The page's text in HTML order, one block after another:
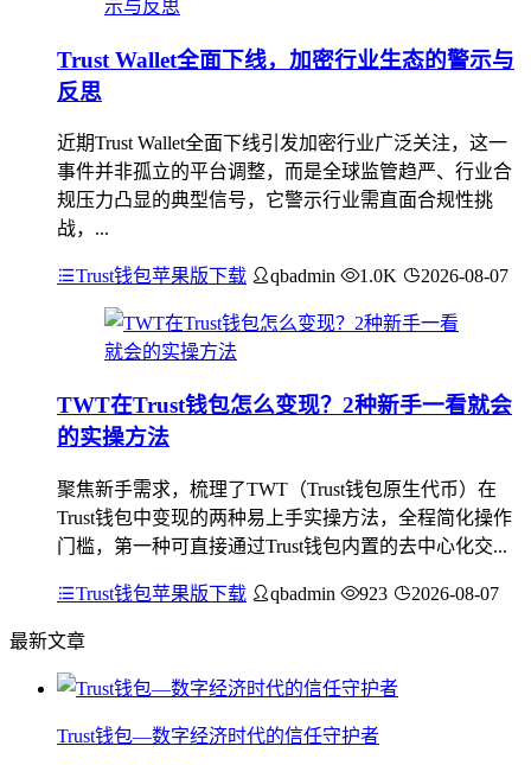
Trust Wallet全面下线，加密行业生态的警示与
反思
近期Trust Wallet全面下线引发加密行业广泛关注，这一
事件并非孤立的平台调整，而是全球监管趋严、行业合
规压力凸显的典型信号，它警示行业需直面合规性挑
战，...
Trust钱包苹果版下载 qbadmin 1.0K 2026-08-07
TWT在Trust钱包怎么变现？2种新手一看就会
的实操方法
聚焦新手需求，梳理了TWT（Trust钱包原生代币）在
Trust钱包中变现的两种易上手实操方法，全程简化操作
门槛，第一种可直接通过Trust钱包内置的去中心化交...
Trust钱包苹果版下载 qbadmin 923 2026-08-07
最新文章
Trust钱包—数字经济时代的信任守护者